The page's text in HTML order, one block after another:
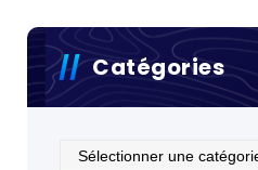
Catégories
Catégories